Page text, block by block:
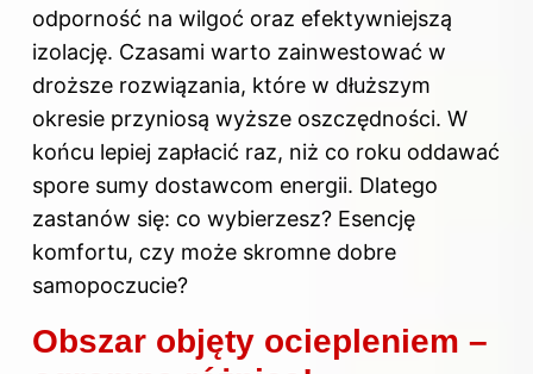
odporność na wilgoć oraz efektywniejszą
izolację. Czasami warto zainwestować w
droższe rozwiązania, które w dłuższym
okresie przyniosą wyższe oszczędności. W
końcu lepiej zapłacić raz, niż co roku oddawać
spore sumy dostawcom energii. Dlatego
zastanów się: co wybierzesz? Esencję
komfortu, czy może skromne dobre
samopoczucie?
Obszar objęty ociepleniem –